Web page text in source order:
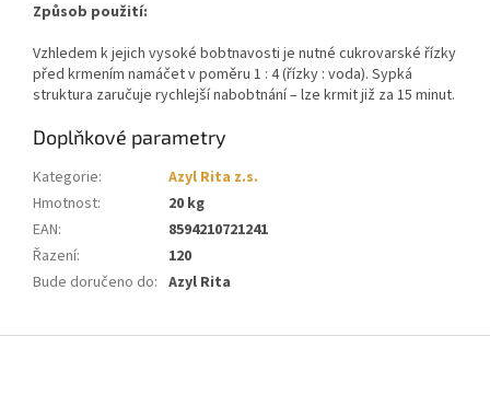
Způsob použití:
Vzhledem k jejich vysoké bobtnavosti je nutné cukrovarské řízky
před krmením namáčet v poměru 1 : 4 (řízky : voda). Sypká
struktura zaručuje rychlejší nabobtnání – lze krmit již za 15 minut.
Doplňkové parametry
Kategorie:
Azyl Rita z.s.
Hmotnost:
20 kg
EAN:
8594210721241
Řazení:
120
Bude doručeno do: Azyl Rita